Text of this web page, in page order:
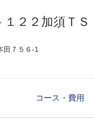
１２２加須ＴＳ
田７５６-1
コース・費用